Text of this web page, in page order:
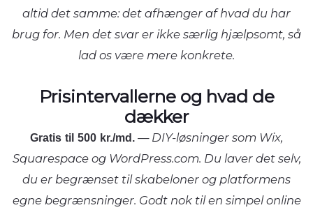
altid det samme: det afhænger af hvad du har
brug for. Men det svar er ikke særlig hjælpsomt, så
lad os være mere konkrete.
Prisintervallerne og hvad de
dækker
Gratis til 500 kr./md. — DIY-løsninger som Wix,
Squarespace og WordPress.com. Du laver det selv,
du er begrænset til skabeloner og platformens
egne begrænsninger. Godt nok til en simpel online